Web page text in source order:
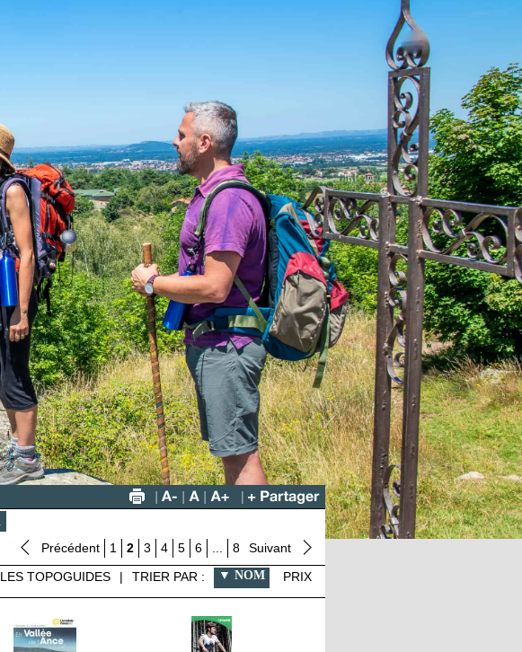
Précédent 1 2 3 4 5 6 8 Suivant
LES TOPOGUIDES | TRIER PAR : NOM PRIX